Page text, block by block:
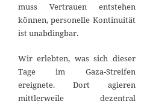
4
muss Vertrauen entstehen
können, personelle Kontinuität
ist unabdingbar.
Wir erlebten, was sich dieser
Tage im Gaza-Streifen
ereignete. Dort agieren
mittlerweile dezentral